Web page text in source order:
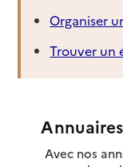
Organiser
Trouver un
Avec nos